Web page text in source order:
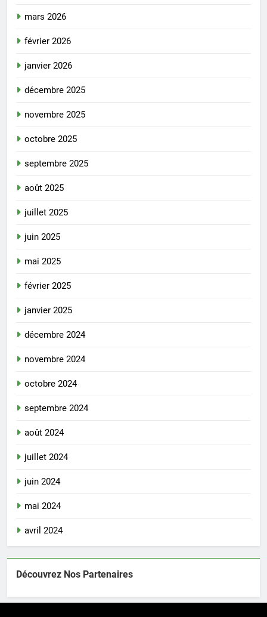
mars 2026
février 2026
janvier 2026
décembre 2025
novembre 2025
octobre 2025
septembre 2025
août 2025
juillet 2025
juin 2025
mai 2025
février 2025
janvier 2025
décembre 2024
novembre 2024
octobre 2024
septembre 2024
août 2024
juillet 2024
juin 2024
mai 2024
avril 2024
Découvrez Nos Partenaires